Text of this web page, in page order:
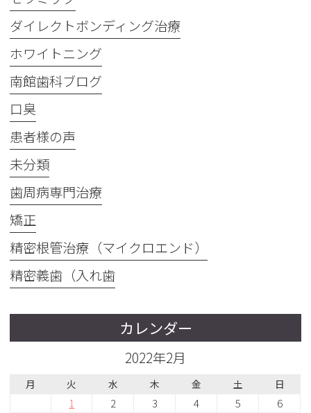
ダイレクトボンディング治療
ホワイトニング
南館歯科ブログ
口臭
患者様の声
未分類
歯周病専門治療
矯正
精密根管治療（マイクロエンド）
精密義歯（入れ歯
カレンダー
2022年2月
月 火 水 木 金 土 日
1 2 3 4 5
6